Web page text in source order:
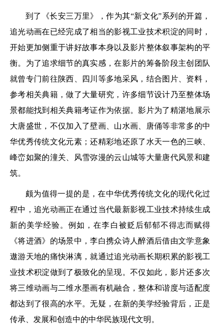
到了《长安三万里》，作为其“新文化”系列的开篇，
追光动画在已经完成了相当的影视工业技术积淀的同时，
开始更加侧重于讲好故事本身以及影片整体叙事架构的平
衡。为了追求细节的真实感，在影片的筹备阶段主创团队
就曾专门前往陕西、四川等多地采风，结合图片、资料，
参考相关典籍，做了大量研究，许多细节设计乃至整体场
景都能找到相关典籍考证作为依据。影片为了精湛地展示
大唐盛世，不仅加入了壁画、山水画、唐俑等非常多的中
华优秀传统文化元素；还精彩地还原了水天一色的三峡、
峰峦如聚的潼关、风雪弥漫的云山城等大量唐代风景和建
筑。
颇为值得一提的是，在中华优秀传统文化的现代化过
程中，追光动画正在通过当代最新影视工业技术持续生成
新的美学经验。例如，在李白被贬后郁郁不得志而赋得
《将进酒》的场景中，李白携众诗人醉酒后借由文学意象
遨游天地的痛快淋漓，就通过追光动画长期积累的影视工
业技术积淀做到了极致化的呈现。不仅如此，影片还多次
将三维动画与二维水墨画有机融合，整体和谐度与适配度
都达到了很高的水平。无疑，在新的美学经验背后，正是
传承、发展和创造中的中华民族现代文明。